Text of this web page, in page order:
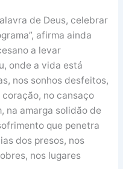
de Deus, celebrar
afirma ainda
a levar
onde a vida está
nos sonhos desfeitos,
no cansaço
na amarga solidão de
que penetra
dos presos, nos
nos lugares